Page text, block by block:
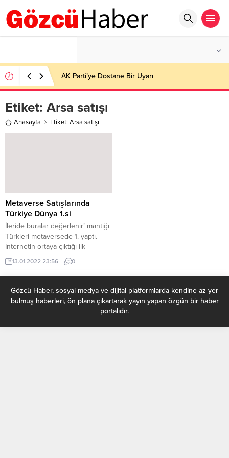
AK Parti’ye Dostane Bir Uyarı
Etiket: Arsa satışı
Anasayfa Etiket: Arsa satışı
Metaverse Satışlarında
Türkiye Dünya 1.si
İleride buralar değerlenir’ mantığı
Türkleri metaversede 1. yaptı.
İnternetin ortaya çıktığı ilk
dönemler, kullanıcıların sadece
“okuyucu” olduğu Web 1.0 ve
artık birer “paylaşımcı” olduğu
Web 2.0 kavramlarının ardından
beklentiler kullanıcıları bir sonraki
öncekilerin aksine tek merkezden
13.01.2022 23:56 0
Gözcü Haber, sosyal medya ve dijital platformlarda kendine az yer
bulmuş haberleri, ön plana çıkartarak yayın yapan özgün bir haber
portalıdır.